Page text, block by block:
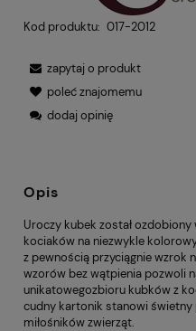
Kod produktu: 017-2012
zapytaj o produkt
poleć znajomemu
dodaj opinię
Opis
Uroczy kubek został
kociaków na niezwykle
z pewnością przyciągnie wzrok
wzorów bez wątpienia pozwoli
unikatowegozbioru kubków z
cudny kartonik stanowi świetny
miłośników zwierząt.